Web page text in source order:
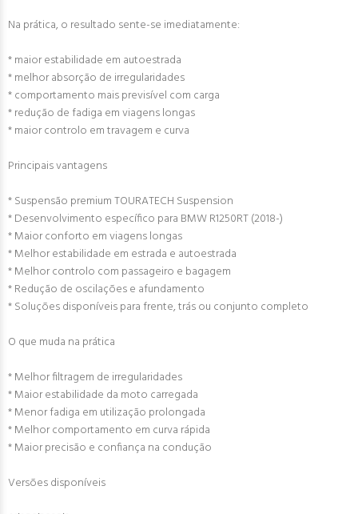
Na prática, o resultado sente-se imediatamente:
* maior estabilidade em autoestrada
* melhor absorção de irregularidades
* comportamento mais previsível com carga
* redução de fadiga em viagens longas
* maior controlo em travagem e curva
Principais vantagens
* Suspensão premium TOURATECH Suspension
* Desenvolvimento específico para BMW R1250RT (2018-)
* Maior conforto em viagens longas
* Melhor estabilidade em estrada e autoestrada
* Melhor controlo com passageiro e bagagem
* Redução de oscilações e afundamento
* Soluções disponíveis para frente, trás ou conjunto completo
O que muda na prática
* Melhor filtragem de irregularidades
* Maior estabilidade da moto carregada
* Menor fadiga em utilização prolongada
* Melhor comportamento em curva rápida
* Maior precisão e confiança na condução
Versões disponíveis